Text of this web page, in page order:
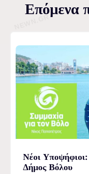
Επόμενα
Νέοι
Δήμος Βόλου